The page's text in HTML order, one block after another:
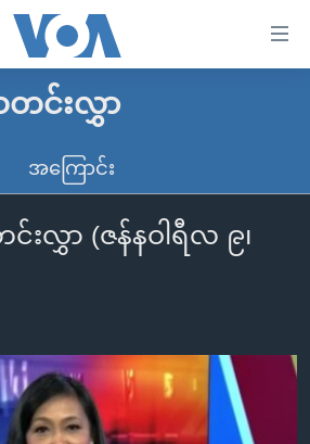
အလွန်
အလက်များ
င်းလွှာ
အကြောင်း
လွှာ (ဇန်နဝါရီလ ၉၊